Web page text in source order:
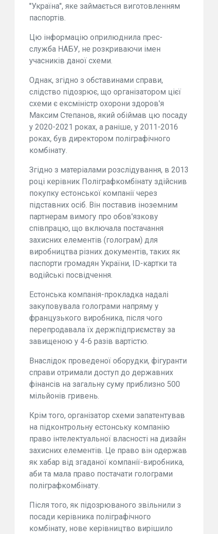
"Україна", яке займається виготовленням
паспортів.
Цю інформацію оприлюднила прес-
служба НАБУ, не розкриваючи імен
учасників даної схеми.
Однак, згідно з обставинами справи,
слідство підозрює, що організатором цієї
схеми є ексміністр охорони здоров'я
Максим Степанов, який обіймав цю посаду
у 2020-2021 роках, а раніше, у 2011-2016
роках, був директором поліграфічного
комбінату.
Згідно з матеріалами розслідування, в 2013
році керівник Поліграфкомбінату здійснив
покупку естонської компанії через
підставних осіб. Він поставив іноземним
партнерам вимогу про обов'язкову
співпрацю, що включала постачання
захисних елементів (голограм) для
виробництва різних документів, таких як
паспорти громадян України, ID-картки та
водійські посвідчення.
Естонська компанія-прокладка надалі
закуповувала голограми напряму у
французького виробника, після чого
перепродавала їх держпідприємству за
завищеною у 4-6 разів вартістю.
Внаслідок проведеної оборудки, фігуранти
справи отримали доступ до державних
фінансів на загальну суму приблизно 500
мільйонів гривень.
Крім того, організатор схеми запатентував
на підконтрольну естонську компанію
право інтелектуальної власності на дизайн
захисних елементів. Це право він одержав
як хабар від згаданої компанії-виробника,
аби та мала право постачати голограми
поліграфкомбінату.
Після того, як підозрюваного звільнили з
посади керівника поліграфічного
комбінату, нове керівництво вирішило